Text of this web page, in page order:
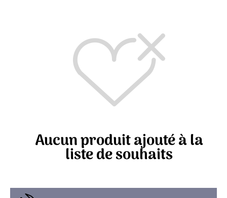
Aucun produit ajouté à la
liste de souhaits